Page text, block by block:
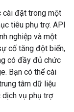
cài đặt trong một
tiêu phụ trợ. API
nghiệp và một
cố tăng đột biến,
có đầy đủ chức
Bạn có thể cài
tâm dữ liệu
dịch vụ phụ trợ